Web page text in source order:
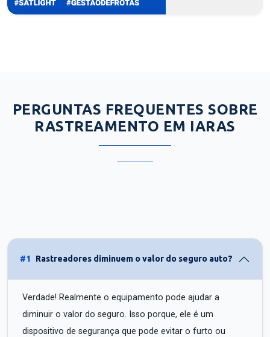
PERGUNTAS FREQUENTES SOBRE
RASTREAMENTO EM IARAS
#1 Rastreadores diminuem o valor do seguro auto?
Verdade! Realmente o equipamento pode ajudar a
diminuir o valor do seguro. Isso porque, ele é um
dispositivo de segurança que pode evitar o furto ou